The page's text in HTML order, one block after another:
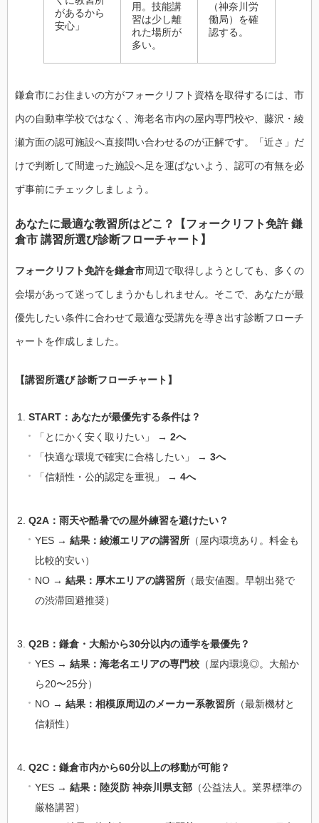
があるから
安心」
用。技能講
習は少し離
れた場所が
多い。
（神奈川労
働局）を確
認する。
鎌倉市にお住まいの方がフォークリフト資格を取得するには、市
内の自動車学校ではなく、海老名市内の屋内専門校や、藤沢・綾
瀬方面の認可施設へ直接問い合わせるのが正解です。「近さ」だ
けで判断して間違った施設へ足を運ばないよう、認可の有無を必
ず事前にチェックしましょう。
あなたに最適な教習所はどこ？【フォークリフト免許 鎌
倉市 講習所選び診断フローチャート】
フォークリフト免許を鎌倉市周辺で取得しようとしても、多くの
会場があって迷ってしまうかもしれません。そこで、あなたが最
優先したい条件に合わせて最適な受講先を導き出す診断フローチ
ャートを作成しました。
【講習所選び 診断フローチャート】
START：あなたが最優先する条件は？
「とにかく安く取りたい」 → 2へ
「快適な環境で確実に合格したい」 → 3へ
「信頼性・公的認定を重視」 → 4へ
Q2A：雨天や酷暑での屋外練習を避けたい？
YES → 結果：綾瀬エリアの講習所 （屋内環境あり。料金も
比較的安い）
NO → 結果：厚木エリアの講習所 （最安値圏。早朝出発で
の渋滞回避推奨）
Q2B：鎌倉・大船から30分以内の通学を最優先？
YES → 結果：海老名エリアの専門校 （屋内環境◎。大船か
ら20〜25分）
NO → 結果：相模原周辺のメーカー系教習所 （最新機材と
信頼性）
Q2C：鎌倉市内から60分以上の移動が可能？
YES → 結果：陸災防 神奈川県支部 （公益法人。業界標準の
厳格講習）